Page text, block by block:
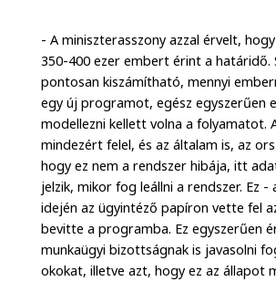
- A miniszterasszony azzal érvelt,
350-400 ezer embert érint a határidő.
pontosan kiszámítható, mennyi
egy új programot, egész egyszerűen
modellezni kellett volna a folyamatot.
mindezért felel, és az általam is, az
hogy ez nem a rendszer hibája, itt
jelzik, mikor fog leállni a rendszer. Ez
idején az ügyintéző papíron vette fel
bevitte a programba. Ez egyszerűen
munkaügyi bizottságnak is javasolni
okokat, illetve azt, hogy ez az állapot